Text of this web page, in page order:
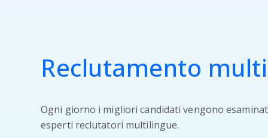
Reclutamento
Ogni giorno i migliori candidati vengono
esperti reclutatori multilingue.